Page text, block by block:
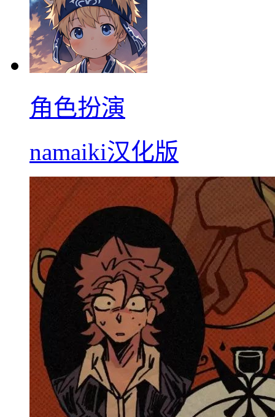
角色扮演
namaiki汉化版